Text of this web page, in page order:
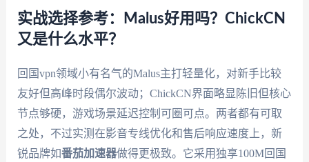
实战选择参考：Malus好用吗？ChickCN
又是什么水平？
回国vpn领域小有名气的Malus主打轻量化，对新手比较
友好但高峰时段偶尔波动；ChickCN界面略显陈旧但核心
节点够硬，游戏场景延迟控制可圈可点。两者都有可取
之处，不过实测在影音专线优化和售后响应速度上，新
锐品牌如番茄加速器做得更极致。它采用独享100M回国